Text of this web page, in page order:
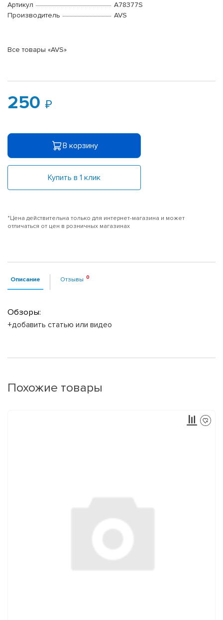
Артикул
A78377S
Производитель
AVS
Все товары «AVS»
250
В корзину
Купить в 1 клик
*Цена действительна только для интернет-магазина и может
отличаться от цен в розничных магазинах
Описание Отзывы
Обзоры:
+добавить статью или видео
Похожие товары